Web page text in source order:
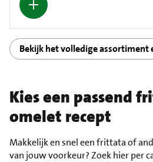
Bekijk het volledige assortiment
Kies een passend
omelet recept
Makkelijk en snel een frittata of
van jouw voorkeur? Zoek hier per